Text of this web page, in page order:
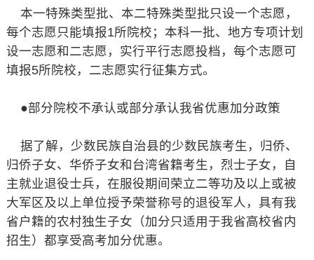
本一特殊类型批、本二特殊类型批只设一个志愿，
每个志愿只能填报1所院校；本科一批、地方专项计划
设一志愿和二志愿，实行平行志愿投档，每个志愿可
填报5所院校，二志愿实行征集方式。
●部分院校不承认或部分承认我省优惠加分政策
据了解，少数民族自治县的少数民族考生，归侨、
归侨子女、华侨子女和台湾省籍考生，烈士子女，自
主就业退役士兵，在服役期间荣立二等功及以上或被
大军区及以上单位授予荣誉称号的退役军人，具有我
省户籍的农村独生子女（加分只适用于我省高校省内
招生）都享受高考加分优惠。